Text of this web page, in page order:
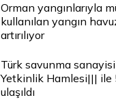
Orman yangınlarıyla
kullanılan yangın
artırılıyor
Türk savunma
Yetkinlik Hamlesi|||
ulaşıldı